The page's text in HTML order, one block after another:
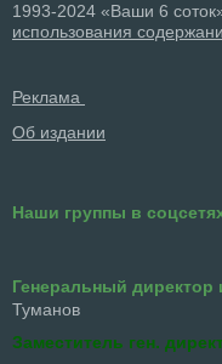
1993-2024 «Ваши 6
использования
Реклама
Об издании
Наши группы в
Генеральный директор
Туманов
Заместитель ген.